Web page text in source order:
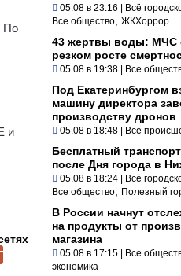
По
и
05.08 в 23:16 | Всё
Все общество ЖКХоррор
43 жертвы воды: МЧС
резком росте
05.08 в 19:38 | Все
Под Екатеринбургом
машину директора
производству дронов
05.08 в 18:48 | Все
Бесплатный транспорт
после Дня города в
05.08 в 18:24 | Всё
Все общество Полезный
В России начнут
на продукты от
магазина
05.08 в 17:15 | Все
экономика